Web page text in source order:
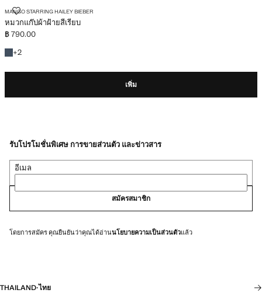
MANGO STARRING HAILEY BIEBER
หมวกแก๊ปผ้าฝ้ายสีเรียบ
หมวกแก๊ปผ้าฝ้ายสีเรียบ
ราคาปัจจุบัน [฿ 790.00 ]
฿ 790.00
+2
+2สี
เพิ่ม
รับโปรโมชั่นพิเศษ การขายส่วนตัว และข่าวสาร
อีเมล
สมัครสมาชิก
โดยการสมัคร คุณยืนยันว่าคุณได้อ่านนโยบายความเป็นส่วนตัวแล้ว
THAILAND·ไทย